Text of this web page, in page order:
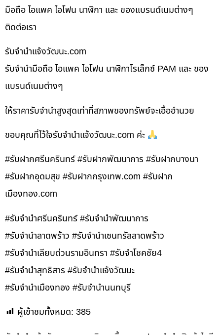
มือถือ ไอแพค ไอโฟน นาฬิกา และ ของแบรนด์เนมต่างๆ
ติดต่อเรา
รับจํานําแจ้งวัฒนะ.com
รับจำนำมือถือ ไอแพค ไอโฟน นาฬิกาโรเล็กซ์ PAM และ ของ
แบรนด์เนมต่างๆ
ให้ราคารับจำนำสูงสุดเท่าที่สภาพของทรัพย์จะเอื้ออำนวย
ขอบคุณที่ไว้ใจรับจำนำแจ้งวัฒนะ.com ค่ะ
#รับฝากศรีนครินทร์ #รับฝากพัฒนาการ #รับฝากบางนา
#รับฝากอุดมสุข #รับฝากกรุงเทพ.com #รับฝาก
เมืองทอง.com
#รับจำนำศรีนครินทร์ #รับจำนำพัฒนาการ
#รับจำนำลาดพร้าว #รับจำนำเซนทรัลลาดพร้าว
#รับจำนำเลียบด่วนรามอินทรา #รับจำโชคชัย4
#รับจำนำสุทธิสาร #รับจำนำแจ้งวัฒนะ
#รับจำนำเมืองทอง #รับจำนำนนทบุรี
ผู้เข้าชมทั้งหมด: 385